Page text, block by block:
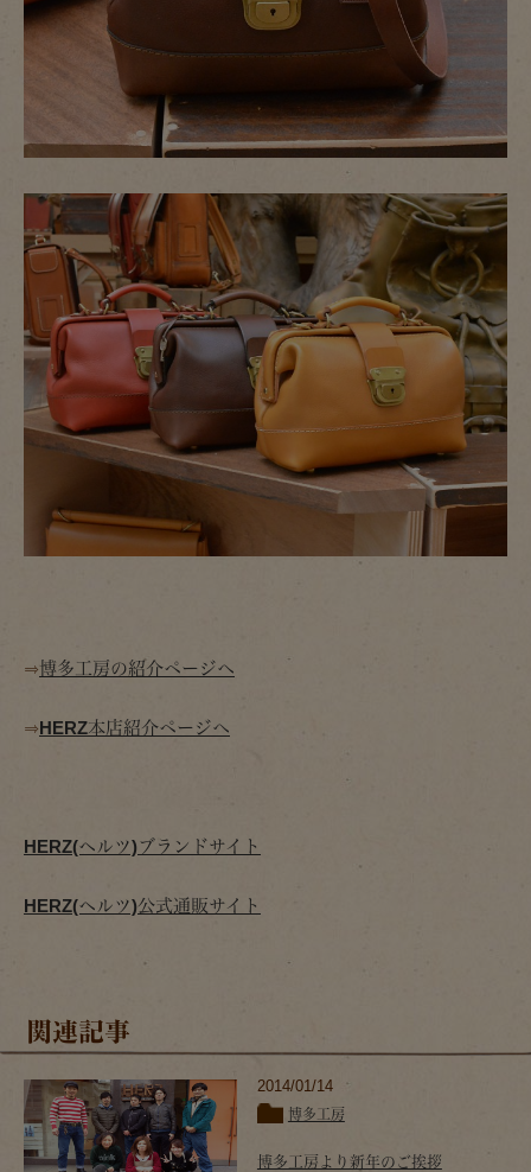
⇒博多工房の紹介ページへ
⇒HERZ本店紹介ページへ
HERZ(ヘルツ)ブランドサイト
HERZ(ヘルツ)公式通販サイト
関連記事
2014/01/14
博多工房
博多工房より新年のご挨拶